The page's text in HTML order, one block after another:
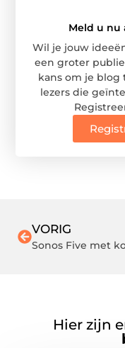
Meld u nu
Wil je jouw
een groter
kans om je
lezers die
VORIG
Hier zijn